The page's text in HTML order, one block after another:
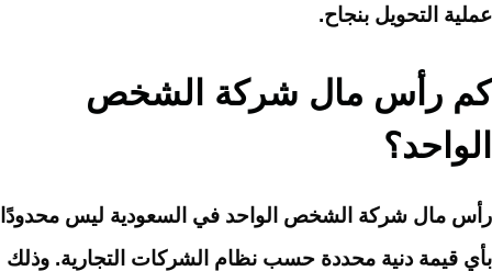
عملية التحويل بنجاح.
كم رأس مال شركة الشخص
الواحد؟
رأس مال شركة الشخص الواحد في السعودية ليس محدودًا
بأي قيمة دنية محددة حسب نظام الشركات التجارية. وذلك